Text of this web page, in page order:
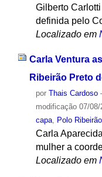
Gilberto
definida pelo
Localizado em
Carla Ventura
Ribeirão Preto
por Thais Cardoso
modificação07/08/
capa, Polo
Carla
mulher a
Localizado em